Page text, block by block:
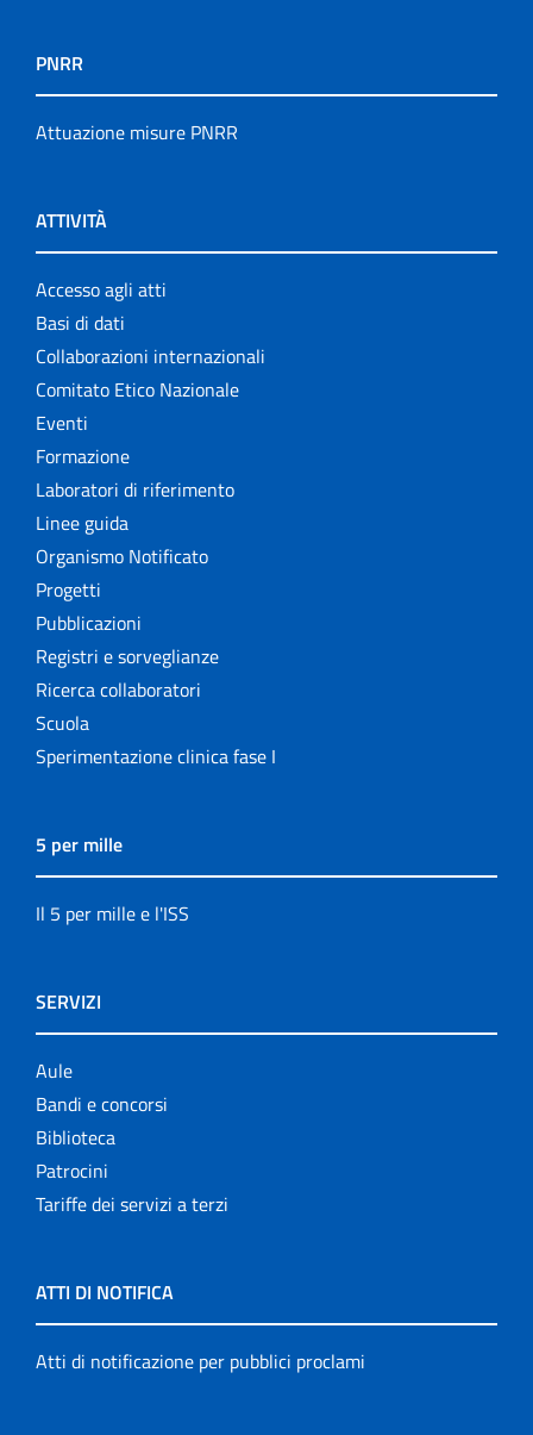
PNRR
Attuazione misure PNRR
ATTIVITÀ
Accesso agli atti
Basi di dati
Collaborazioni internazionali
Comitato Etico Nazionale
Eventi
Formazione
Laboratori di riferimento
Linee guida
Organismo Notificato
Progetti
Pubblicazioni
Registri e sorveglianze
Ricerca collaboratori
Scuola
Sperimentazione clinica fase I
5 per mille
Il 5 per mille e l'ISS
SERVIZI
Aule
Bandi e concorsi
Biblioteca
Patrocini
Tariffe dei servizi a terzi
ATTI DI NOTIFICA
Atti di notificazione per pubblici proclami